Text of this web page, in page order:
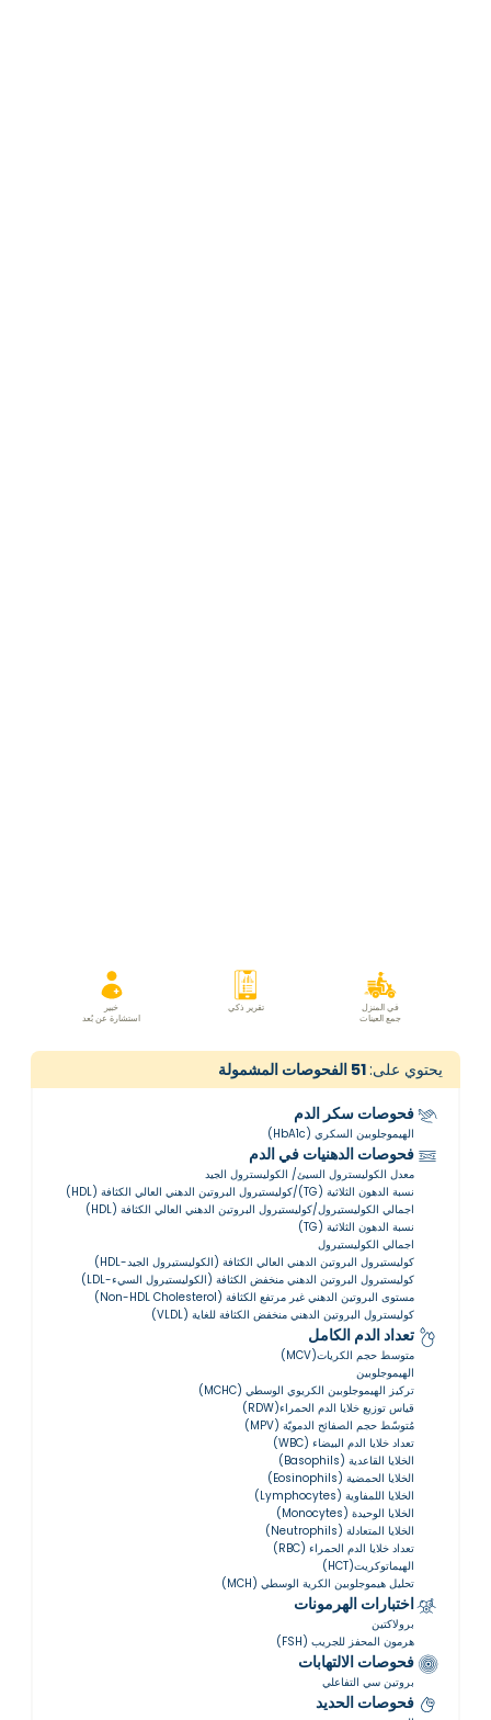
في المنزل
جمع العينات
تقرير ذكي
خبير
استشارة عن بُعد
يحتوي على:51 الفحوصات المشمولة
فحوصات سكر الدم
الهيموجلوبين السكري (HbA1c)
فحوصات الدهنيات في الدم
معدل الكوليسترول السيئ/ الكوليسترول الجيد
نسبة الدهون الثلاثية (TG)/كوليستيرول البروتين الدهني العالي الكثافة (HDL)
اجمالي الكوليستيرول/كوليستيرول البروتين الدهني العالي الكثافة (HDL)
نسبة الدهون الثلاثية (TG)
اجمالي الكوليستيرول
كوليستيرول البروتين الدهني العالي الكثافة (الكوليستيرول الجيد-HDL)
كوليستيرول البروتين الدهني منخفض الكثافة (الكوليستيرول السيء-LDL)
مستوى البروتين الدهني غير مرتفع الكثافة (Non-HDL Cholesterol)
كوليسترول البروتين الدهني منخفض الكثافة للغاية (VLDL)
تعداد الدم الكامل
متوسط حجم الكريات(MCV)
الهيموجلوبين
تركيز الهيموجلوبين الكريوي الوسطي (MCHC)
قياس توزيع خلايا الدم الحمراء(RDW)
مُتوسّط ​​حجم الصفائح الدمويّة (MPV)
تعداد خلايا الدم البيضاء (WBC)
الخلايا القاعدية (Basophils)
الخلايا الحمضية (Eosinophils)
الخلايا اللمفاوية (Lymphocytes)
الخلايا الوحيدة (Monocytes)
الخلايا المتعادلة (Neutrophils)
تعداد خلايا الدم الحمراء (RBC)
الهيماتوكريت(HCT)
تحليل هيموجلوبين الكرية الوسطي (MCH)
اختبارات الهرمونات
برولاكتين
هرمون المحفز للجريب (FSH)
فحوصات الالتهابات
بروتين سي التفاعلي
فحوصات الحديد